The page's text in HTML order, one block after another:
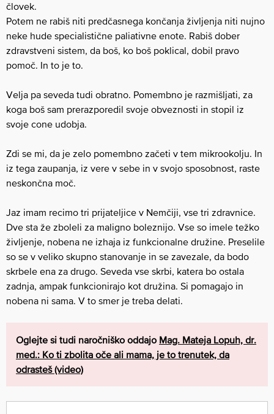
človek.
Potem ne rabiš niti predčasnega končanja življenja niti nujno
neke hude specialistične paliativne enote. Rabiš dober
zdravstveni sistem, da boš, ko boš poklical, dobil pravo
pomoč. In to je to.
Velja pa seveda tudi obratno. Pomembno je razmišljati, za
koga boš sam prerazporedil svoje obveznosti in stopil iz
svoje cone udobja.
Zdi se mi, da je zelo pomembno začeti v tem mikrookolju. In
iz tega zaupanja, iz vere v sebe in v svojo sposobnost, raste
neskončna moč.
Jaz imam recimo tri prijateljice v Nemčiji, vse tri zdravnice.
Dve sta že zboleli za maligno boleznijo. Vse so imele težko
življenje, nobena ne izhaja iz funkcionalne družine. Preselile
so se v veliko skupno stanovanje in se zavezale, da bodo
skrbele ena za drugo. Seveda vse skrbi, katera bo ostala
zadnja, ampak funkcionirajo kot družina. Si pomagajo in
nobena ni sama. V to smer je treba delati.
Oglejte si tudi naročniško oddajo Mag. Mateja Lopuh, dr.
med.: Ko ti zbolita oče ali mama, je to trenutek, da
odrasteš (video)